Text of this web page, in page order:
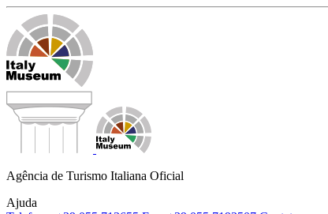
Agência de Turismo Italiana Oficial
Ajuda